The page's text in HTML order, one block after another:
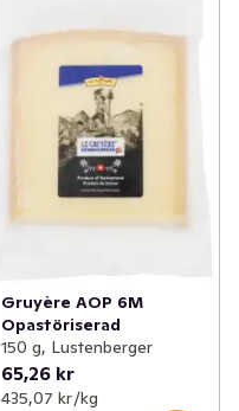
Gruyère AOP 6M
Opastöriserad
150 g, Lustenberger
65,26 kr
435,07 kr /kg